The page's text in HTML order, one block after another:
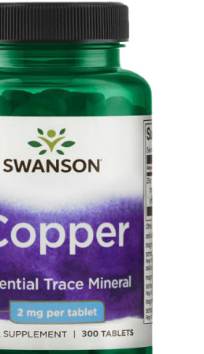
АНАБОЛИЧЕСКИЕ
АКСЕССУАРЫ
ДОБАВКИ ДЛЯ СУСТАВОВ И